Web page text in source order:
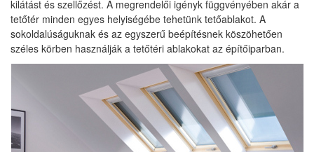
kilátást és szellőzést. A megrendelői igényk függvényében akár a
tetőtér minden egyes helyiségébe tehetünk tetőablakot. A
sokoldalúságuknak és az egyszerű beépítésnek köszöhetően
széles körben használják a tetőtéri ablakokat az építőiparban.